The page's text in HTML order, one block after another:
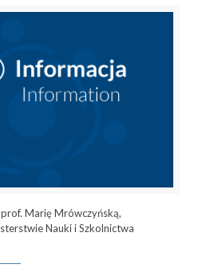
Marię Mrówczyńską,
Nauki i Szkolnictwa